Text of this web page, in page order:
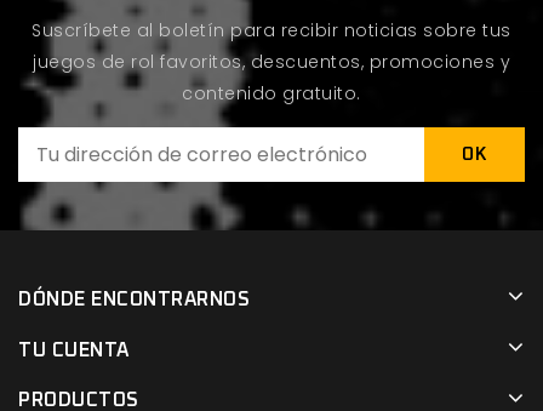
Suscríbete al boletín para recibir noticias sobre tus
juegos de rol favoritos, descuentos, promociones y
contenido gratuito.
DÓNDE ENCONTRARNOS
TU CUENTA
PRODUCTOS